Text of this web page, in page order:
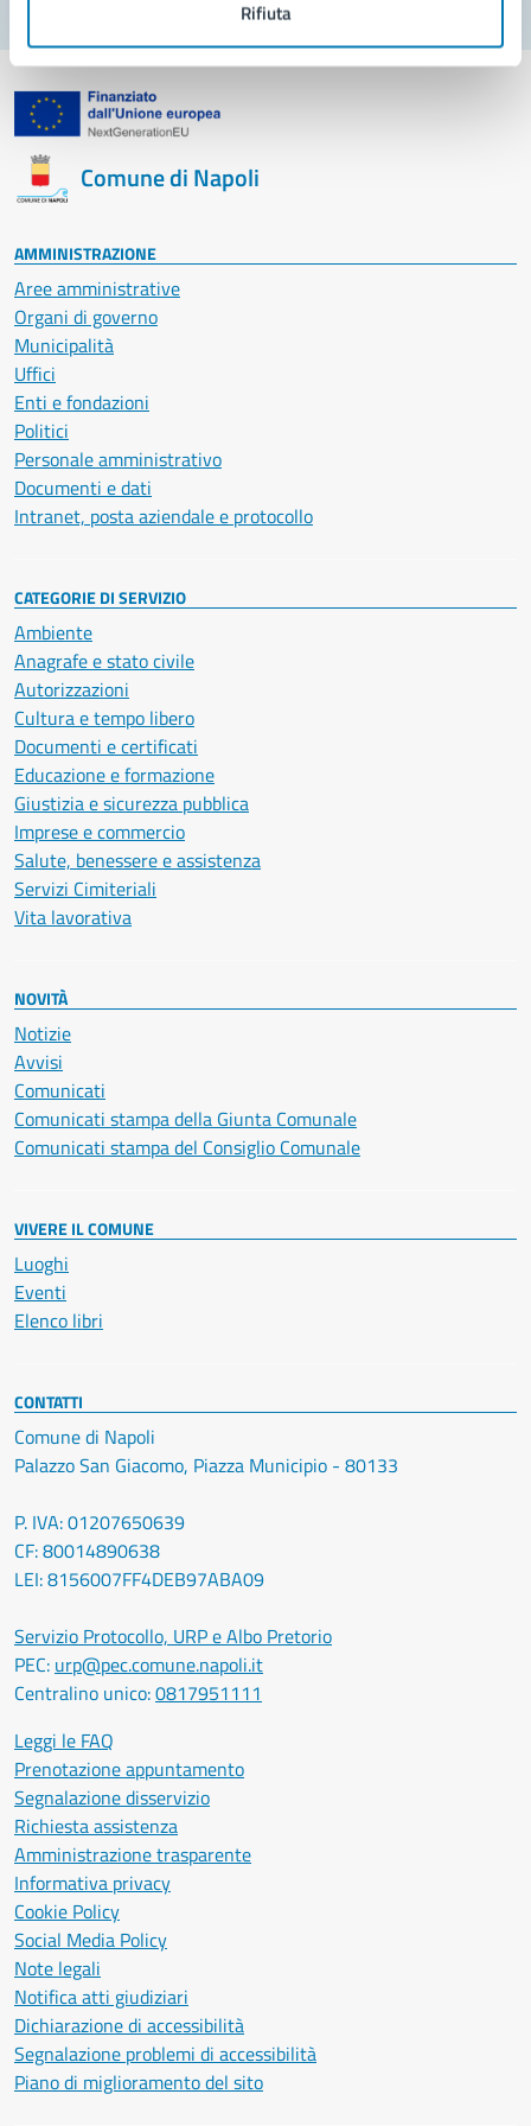
Rifiuta
Comune di Napoli
AMMINISTRAZIONE
Aree amministrative
Organi di governo
Municipalità
Uffici
Enti e fondazioni
Politici
Personale amministrativo
Documenti e dati
Intranet, posta aziendale e protocollo
CATEGORIE DI SERVIZIO
Ambiente
Anagrafe e stato civile
Autorizzazioni
Cultura e tempo libero
Documenti e certificati
Educazione e formazione
Giustizia e sicurezza pubblica
Imprese e commercio
Salute, benessere e assistenza
Servizi Cimiteriali
Vita lavorativa
NOVITÀ
Notizie
Avvisi
Comunicati
Comunicati stampa della Giunta Comunale
Comunicati stampa del Consiglio Comunale
VIVERE IL COMUNE
Luoghi
Eventi
Elenco libri
CONTATTI
Comune di Napoli
Palazzo San Giacomo, Piazza Municipio - 80133
P. IVA: 01207650639
CF: 80014890638
LEI: 8156007FF4DEB97ABA09
Servizio Protocollo, URP e Albo Pretorio
PEC: urp@pec.comune.napoli.it
Centralino unico:0817951111
Leggi le FAQ
Prenotazione appuntamento
Segnalazione disservizio
Richiesta assistenza
Amministrazione trasparente
Informativa privacy
Cookie Policy
Social Media Policy
Note legali
Notifica atti giudiziari
Dichiarazione di accessibilità
Segnalazione problemi di accessibilità
Piano di miglioramento del sito